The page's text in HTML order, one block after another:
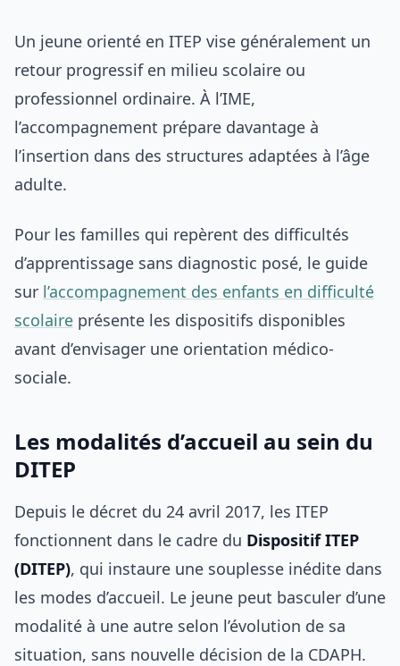
Un jeune orienté en ITEP vise généralement un
retour progressif en milieu scolaire ou
professionnel ordinaire. À l’IME,
l’accompagnement prépare davantage à
l’insertion dans des structures adaptées à l’âge
adulte.
Pour les familles qui repèrent des difficultés
d’apprentissage sans diagnostic posé, le guide
sur l’accompagnement des enfants en difficulté
scolaire présente les dispositifs disponibles
avant d’envisager une orientation médico-
sociale.
Les modalités d’accueil au sein du
DITEP
Depuis le décret du 24 avril 2017, les ITEP
fonctionnent dans le cadre du Dispositif ITEP
(DITEP), qui instaure une souplesse inédite dans
les modes d’accueil. Le jeune peut basculer d’une
modalité à une autre selon l’évolution de sa
situation, sans nouvelle décision de la CDAPH.